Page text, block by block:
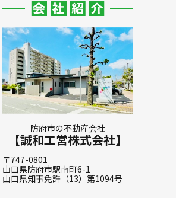
防府市の不動産会社
【誠和工営株式会社】
〒747-0801
山口県防府市駅南町6-1
山口県知事免許（13）第1094号